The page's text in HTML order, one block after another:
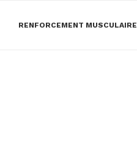
RENFORCEMENT MUSCULAIRE